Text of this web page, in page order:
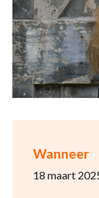
Wanneer
18 maart